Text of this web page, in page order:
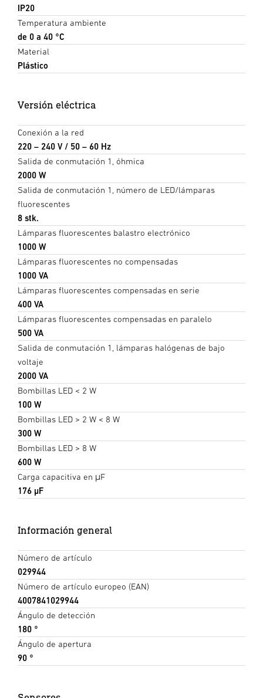
IP20
Temperatura ambiente
de 0 a 40 °C
Material
Plástico
Versión eléctrica
Conexión a la red
220 – 240 V / 50 – 60 Hz
Salida de conmutación 1, óhmica
2000 W
Salida de conmutación 1, número de LED/lámparas
fluorescentes
8 stk.
Lámparas fluorescentes balastro electrónico
1000 W
Lámparas fluorescentes no compensadas
1000 VA
Lámparas fluorescentes compensadas en serie
400 VA
Lámparas fluorescentes compensadas en paralelo
500 VA
Salida de conmutación 1, lámparas halógenas de bajo
voltaje
2000 VA
Bombillas LED < 2 W
100 W
Bombillas LED > 2 W < 8 W
300 W
Bombillas LED > 8 W
600 W
Carga capacitiva en μF
176 µF
Información general
Número de artículo
029944
Número de artículo europeo (EAN)
4007841029944
Ángulo de detección
180 °
Ángulo de apertura
90 °